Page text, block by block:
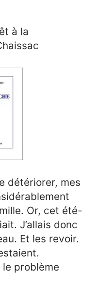
à la
détériorer, mes
Or, cet été-
J’allais donc
Et les revoir.
problème